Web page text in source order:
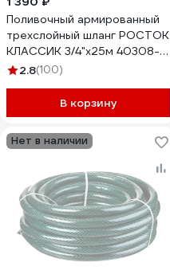
Поливочный армированный
трехслойный шланг РОСТОК
КЛАССИК 3/4"x25м 40308-
3/4-25_z01
2.8(100)
В корзину
Нет в наличии